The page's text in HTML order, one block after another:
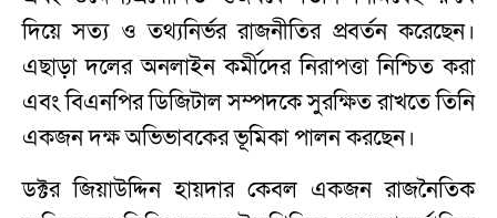
দিয়ে সত্য ও তথ্যনির্ভর রাজনীতির প্রবর্তন করেছেন।
এছাড়া দলের অনলাইন কর্মীদের নিরাপত্তা নিশ্চিত করা
এবং বিএনপির ডিজিটাল সম্পদকে সুরক্ষিত রাখতে তিনি
একজন দক্ষ অভিভাবকের ভূমিকা পালন করছেন।
ডক্টর জিয়াউদ্দিন হায়দার কেবল একজন রাজনৈতিক